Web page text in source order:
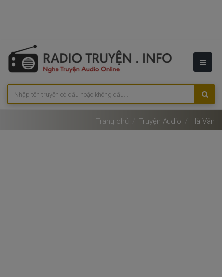
Trang chủ Truyện Audio Hà Vân